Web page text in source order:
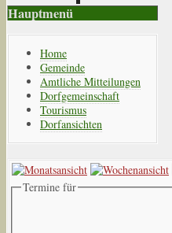
Hauptmenü
Home
Gemeinde
Amtliche Mitteilungen
Dorfgemeinschaft
Tourismus
Dorfansichten
Termine für